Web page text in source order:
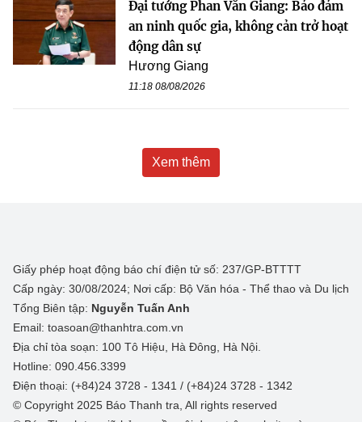
Đại tướng Phan Văn Giang: Bảo đảm
an ninh quốc gia, không cản trở hoạt
động dân sự
Hương Giang
11:18 08/08/2026
Xem thêm
Giấy phép hoạt động báo chí điện tử số: 237/GP-BTTTT
Cấp ngày: 30/08/2024; Nơi cấp: Bộ Văn hóa - Thể thao và Du lịch
Tổng Biên tập: Nguyễn Tuấn Anh
Email: toasoan@thanhtra.com.vn
Địa chỉ tòa soạn: 100 Tô Hiệu, Hà Đông, Hà Nội.
Hotline: 090.456.3399
Điện thoại: (+84)24 3728 - 1341 / (+84)24 3728 - 1342
© Copyright 2025 Báo Thanh tra, All rights reserved